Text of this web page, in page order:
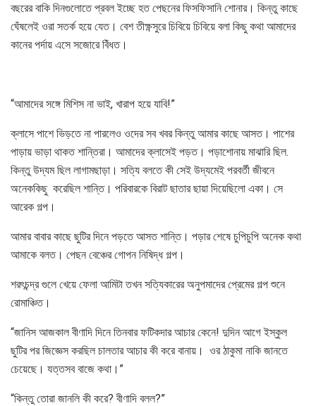
বছরের বাকি দিনগুলোতে প্রবল ইচ্ছে হত পেছনের ফিসফিসানি শোনার। কিন্তু কাছে
ঘেঁষলেই ওরা সতর্ক হয়ে যেত। বেশ তীক্ষ্ণসুরে চিবিয়ে চিবিয়ে বলা কিছু কথা আমাদের
কানের পর্দায় এসে সজোরে বিঁধত।
“আমাদের সঙ্গে মিশিস না ভাই, খারাপ হয়ে যাবি!”
ক্লাসে পাশে ভিড়তে না পারলেও ওদের সব খবর কিন্তু আমার কাছে আসত। পাশের
পাড়ায় ভাড়া থাকত শান্তিরা। আমাদের ক্লাসেই পড়ত। পড়াশোনায় মাঝারি ছিল.
কিন্তু উদ্যম ছিল লাগামছাড়া। সত্যি বলতে কী সেই উদ্যমেই পরবর্তী জীবনে
অনেককিছু করেছিল শান্তি। পরিবারকে বিরাট ছাতার ছায়া দিয়েছিলো একা। সে
আরেক গল্প।
আমার বাবার কাছে ছুটির দিনে পড়তে আসত শান্তি। পড়ার শেষে চুপিচুপি অনেক কথা
আমাকে বলত। পেছন বেঞ্চের গোপন নিষিদ্ধ গল্প।
শরৎচন্দ্র গুলে খেয়ে ফেলা আমিটা তখন সত্যিকারের অনুপমাদের প্রেমের গল্প শুনে
রোমাঞ্চিত।
“জানিস আজকাল বীণাদি দিনে তিনবার ফটিকদার আচার কেনে! দুদিন আগে ইস্কুল
ছুটির পর জিজ্ঞেস করছিল চালতার আচার কী করে বানায়। ওর ঠাকুমা নাকি জানতে
চেয়েছে। যত্তসব বাজে কথা।”
“কিন্তু তোরা জানলি কী করে? বীণাদি বলল?”